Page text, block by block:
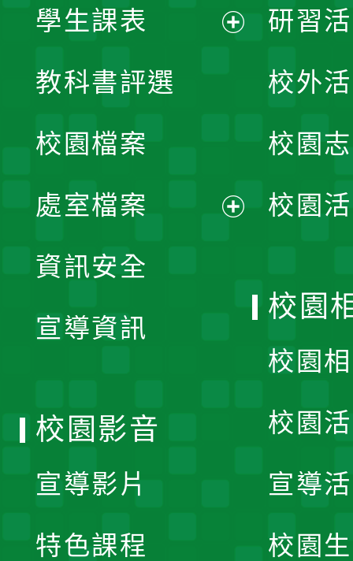
學生課表
單
教科書評選
校園檔案
處室檔案
資訊安全
宣導資訊
研習
校外
校園
校園
校園
校園
校園
宣導
校園
校園影音
宣導影片
特色課程